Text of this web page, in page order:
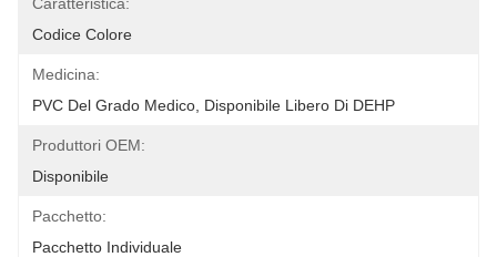
Codice Colore
Medicina:
PVC Del Grado Medico, Disponibile Libero Di DEHP
Produttori OEM:
Disponibile
Pacchetto:
Pacchetto Individuale